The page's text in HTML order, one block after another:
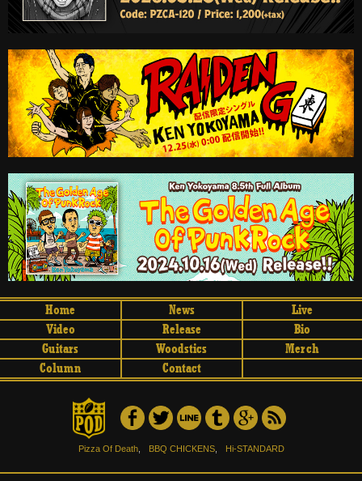
Home News
Live
Video
Release
Bio
Guitars
Woodstics
Merch
Column
Contact
Pizza Of Death, BBQ CHICKENS, Hi-STANDARD